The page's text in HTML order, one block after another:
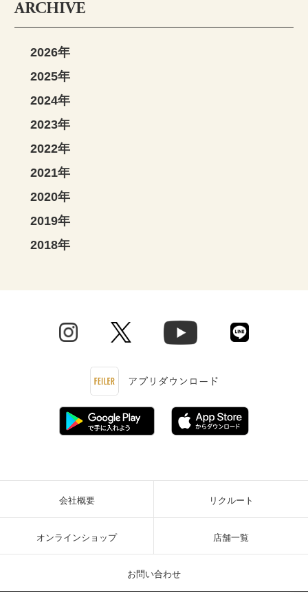
ARCHIVE
2026年
2025年
2024年
2023年
2022年
2021年
2020年
2019年
2018年
会社概要 リクルート
オンラインショップ 店舗一覧
お問い合わせ